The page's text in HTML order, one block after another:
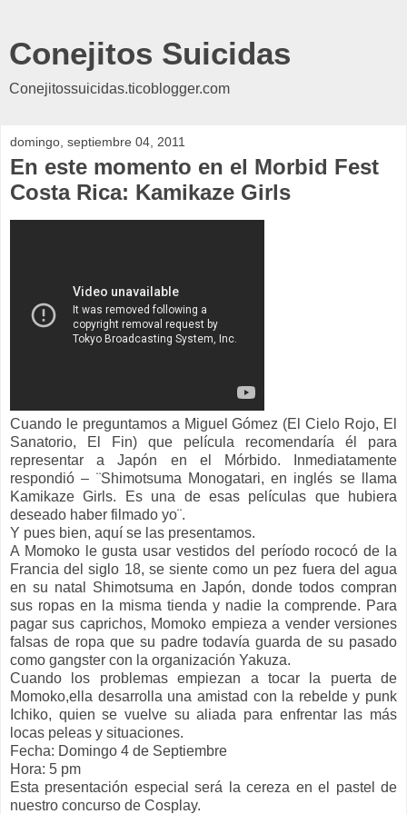
Conejitos Suicidas
Conejitossuicidas.ticoblogger.com
domingo, septiembre 04, 2011
En este momento en el Morbid Fest
Costa Rica: Kamikaze Girls
Cuando le preguntamos a Miguel Gómez (El Cielo Rojo, El
Sanatorio, El Fin) que película recomendaría él para
representar a Japón en el Mórbido. Inmediatamente
respondió – ¨Shimotsuma Monogatari, en inglés se llama
Kamikaze Girls. Es una de esas películas que hubiera
deseado haber filmado yo¨.
Y pues bien, aquí se las presentamos.
A Momoko le gusta usar vestidos del período rococó de la
Francia del siglo 18, se siente como un pez fuera del agua
en su natal Shimotsuma en Japón, donde todos compran
sus ropas en la misma tienda y nadie la comprende. Para
pagar sus caprichos, Momoko empieza a vender versiones
falsas de ropa que su padre todavía guarda de su pasado
como gangster con la organización Yakuza.
Cuando los problemas empiezan a tocar la puerta de
Momoko,ella desarrolla una amistad con la rebelde y punk
Ichiko, quien se vuelve su aliada para enfrentar las más
locas peleas y situaciones.
Fecha: Domingo 4 de Septiembre
Hora: 5 pm
Esta presentación especial será la cereza en el pastel de
nuestro concurso de Cosplay.